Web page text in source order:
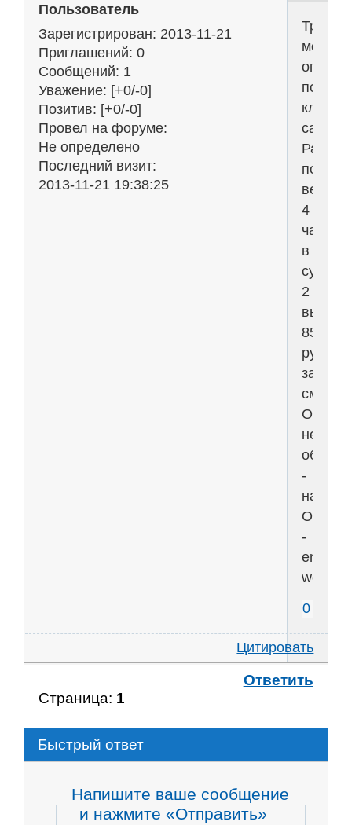
Пользователь
Зарегистрирован: 2013-11-21
Приглашений: 0
Сообщений: 1
Уважение: [+0/-0]
Позитив: [+0/-0]
Провел на форуме:
Не определено
Последний визит:
2013-11-21 19:38:25
сайта.
Работа
по
4
часа
в
сутки,
2
850
рублей
за
смену.
Опыт
не
-
-
email:
0
Цитировать
Ответить
Страница: 1
Быстрый ответ
Напишите ваше сообщение
и нажмите «Отправить»